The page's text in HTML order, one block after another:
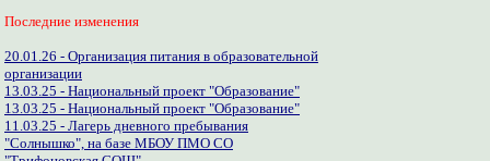
Последние изменения
20.01.26 - Организация питания в образовательной
организации
13.03.25 - Национальный проект "Образование"
13.03.25 - Национальный проект "Образование"
11.03.25 - Лагерь дневного пребывания
"Солнышко", на базе МБОУ ПМО СО